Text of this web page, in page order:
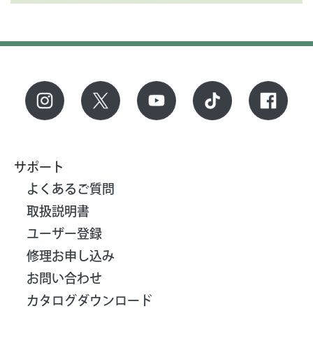
サポート
よくあるご質問
取扱説明書
ユーザー登録
修理お申し込み
お問い合わせ
カタログダウンロード